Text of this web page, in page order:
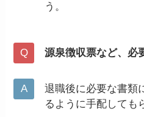
う。
源泉徴収票など、必
退職後に必要な書類
るように手配しても